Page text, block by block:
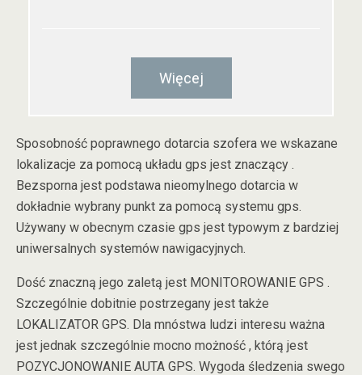
Więcej
Sposobność poprawnego dotarcia szofera we wskazane
lokalizacje za pomocą układu gps jest znaczący .
Bezsporna jest podstawa nieomylnego dotarcia w
dokładnie wybrany punkt za pomocą systemu gps.
Używany w obecnym czasie gps jest typowym z bardziej
uniwersalnych systemów nawigacyjnych.
Dość znaczną jego zaletą jest MONITOROWANIE GPS .
Szczególnie dobitnie postrzegany jest także
LOKALIZATOR GPS. Dla mnóstwa ludzi interesu ważna
jest jednak szczególnie mocno możność , którą jest
POZYCJONOWANIE AUTA GPS. Wygoda śledzenia swego